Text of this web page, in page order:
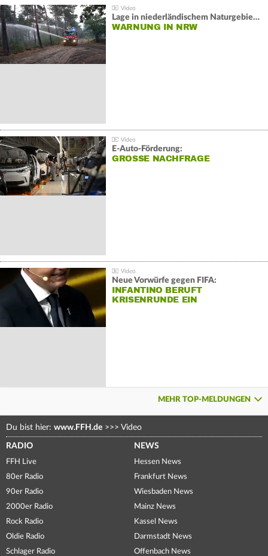
Lage in niederländischem Naturgebiet stabil
WARNUNG IN NRW
E-Auto-Förderung:
GROSSE NACHFRAGE
Neue Vorwürfe gegen FIFA:
INFANTINO BERUFT
KRISENRUNDE EIN
MEHR TOP-MELDUNGEN
Du bist hier: www.FFH.de >>> Video
RADIO
FFH Live
80er Radio
90er Radio
2000er Radio
Rock Radio
Oldie Radio
Schlager Radio
NEWS
Hessen News
Frankfurt News
Wiesbaden News
Mainz News
Kassel News
Darmstadt News
Offenbach News